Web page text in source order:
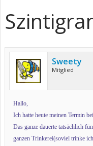
Sweety
Mitglied
Hallo,
Ich hatte heute meinen Termin
Das ganze dauerte tatsächlich
ganzen Trinkerei(soviel trinke